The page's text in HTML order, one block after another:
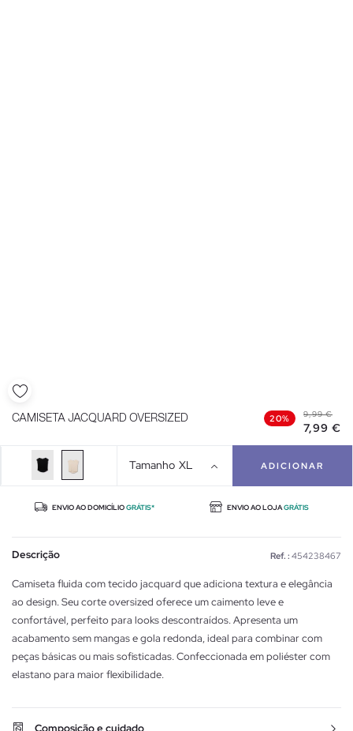
CAMISETA JACQUARD OVERSIZED 20% 9,99 €
7,99 €
Tamanho XL ADICIONAR
ENVIO AO DOMICÍLIOGRÁTIS* ENVIO AO LOJAGRÁTIS
Descrição Ref. : 454238467
Camiseta fluida com tecido jacquard que adiciona textura e elegância
ao design. Seu corte oversized oferece um caimento leve e
confortável, perfeito para looks descontraídos. Apresenta um
acabamento sem mangas e gola redonda, ideal para combinar com
peças básicas ou mais sofisticadas. Confeccionada em poliéster com
elastano para maior flexibilidade.
Composição e cuidado